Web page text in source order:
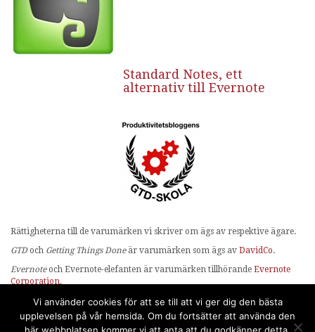
Standard Notes, ett
alternativ till Evernote
Rättigheterna till de varumärken vi skriver om ägs av respektive ägare.
GTDoch Getting Things Doneär varumärken som ägs av DavidCo.
Evernoteoch Evernote-elefanten är varumärken tillhörande Evernote
Corporation.
OmniFocusägs av The Omni Group
Ikoner och bilder kommer i många fall från The Noun Project.
Vi använder cookies för att se till att vi ger dig den bästa
upplevelsen på vår hemsida. Om du fortsätter att använda den